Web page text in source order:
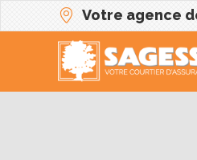
Votre agence